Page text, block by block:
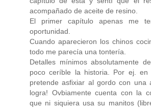
acompañado de aceite de resino.
El primer capítulo apenas me
oportunidad.
Cuando aparecieron los chinos
todo me parecía una tontería.
Detalles mínimos absolutamente
poco ceríble la historia. Por ej.
pretende asfixiar al gordo con una
logra! Ovbiamente cuenta con la
que ni siquiera usa su manitos